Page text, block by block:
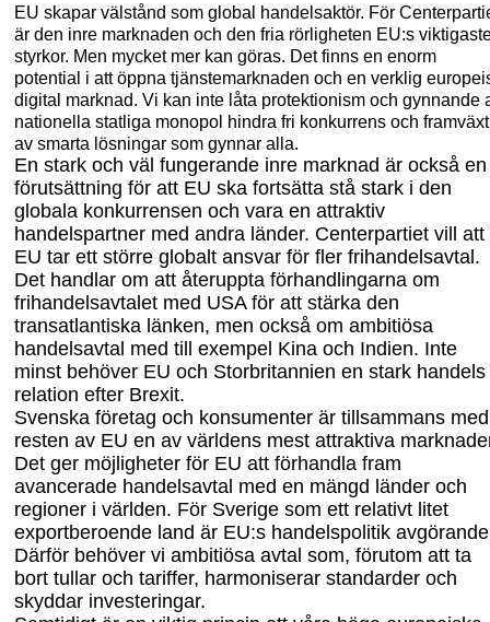
EU skapar välstånd som global handelsaktör. För
är den inre marknaden och den fria rörligheten EU:s
styrkor. Men mycket mer kan göras. Det finns en enorm
potential i att öppna tjänstemarknaden och en verklig
digital marknad. Vi kan inte låta protektionism och gynnande
nationella statliga monopol hindra fri konkurrens och framväxt
av smarta lösningar som gynnar alla.
En stark och väl fungerande inre marknad är också en
förutsättning för att EU ska fortsätta stå stark i den
globala konkurrensen och vara en attraktiv
handelspartner med andra länder. Centerpartiet vill att
EU tar ett större globalt ansvar för fler frihandelsavtal.
Det handlar om att återuppta förhandlingarna om
frihandelsavtalet med USA för att stärka den
transatlantiska länken, men också om ambitiösa
handelsavtal med till exempel Kina och Indien. Inte
minst behöver EU och Storbritannien en stark handels
relation efter Brexit.
Svenska företag och konsumenter är tillsammans med
resten av EU en av världens mest attraktiva
Det ger möjligheter för EU att förhandla fram
avancerade handelsavtal med en mängd länder och
regioner i världen. För Sverige som ett relativt litet
exportberoende land är EU:s handelspolitik
Därför behöver vi ambitiösa avtal som, förutom att ta
bort tullar och tariffer, harmoniserar standarder och
skyddar investeringar.